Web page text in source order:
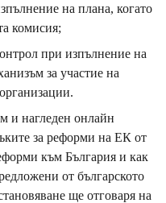
на плана, когато
комисия;
при изпълнение на
за участие на
и нагледен онлайн
за реформи на ЕК от
към България и как
от българското
ще отговаря на